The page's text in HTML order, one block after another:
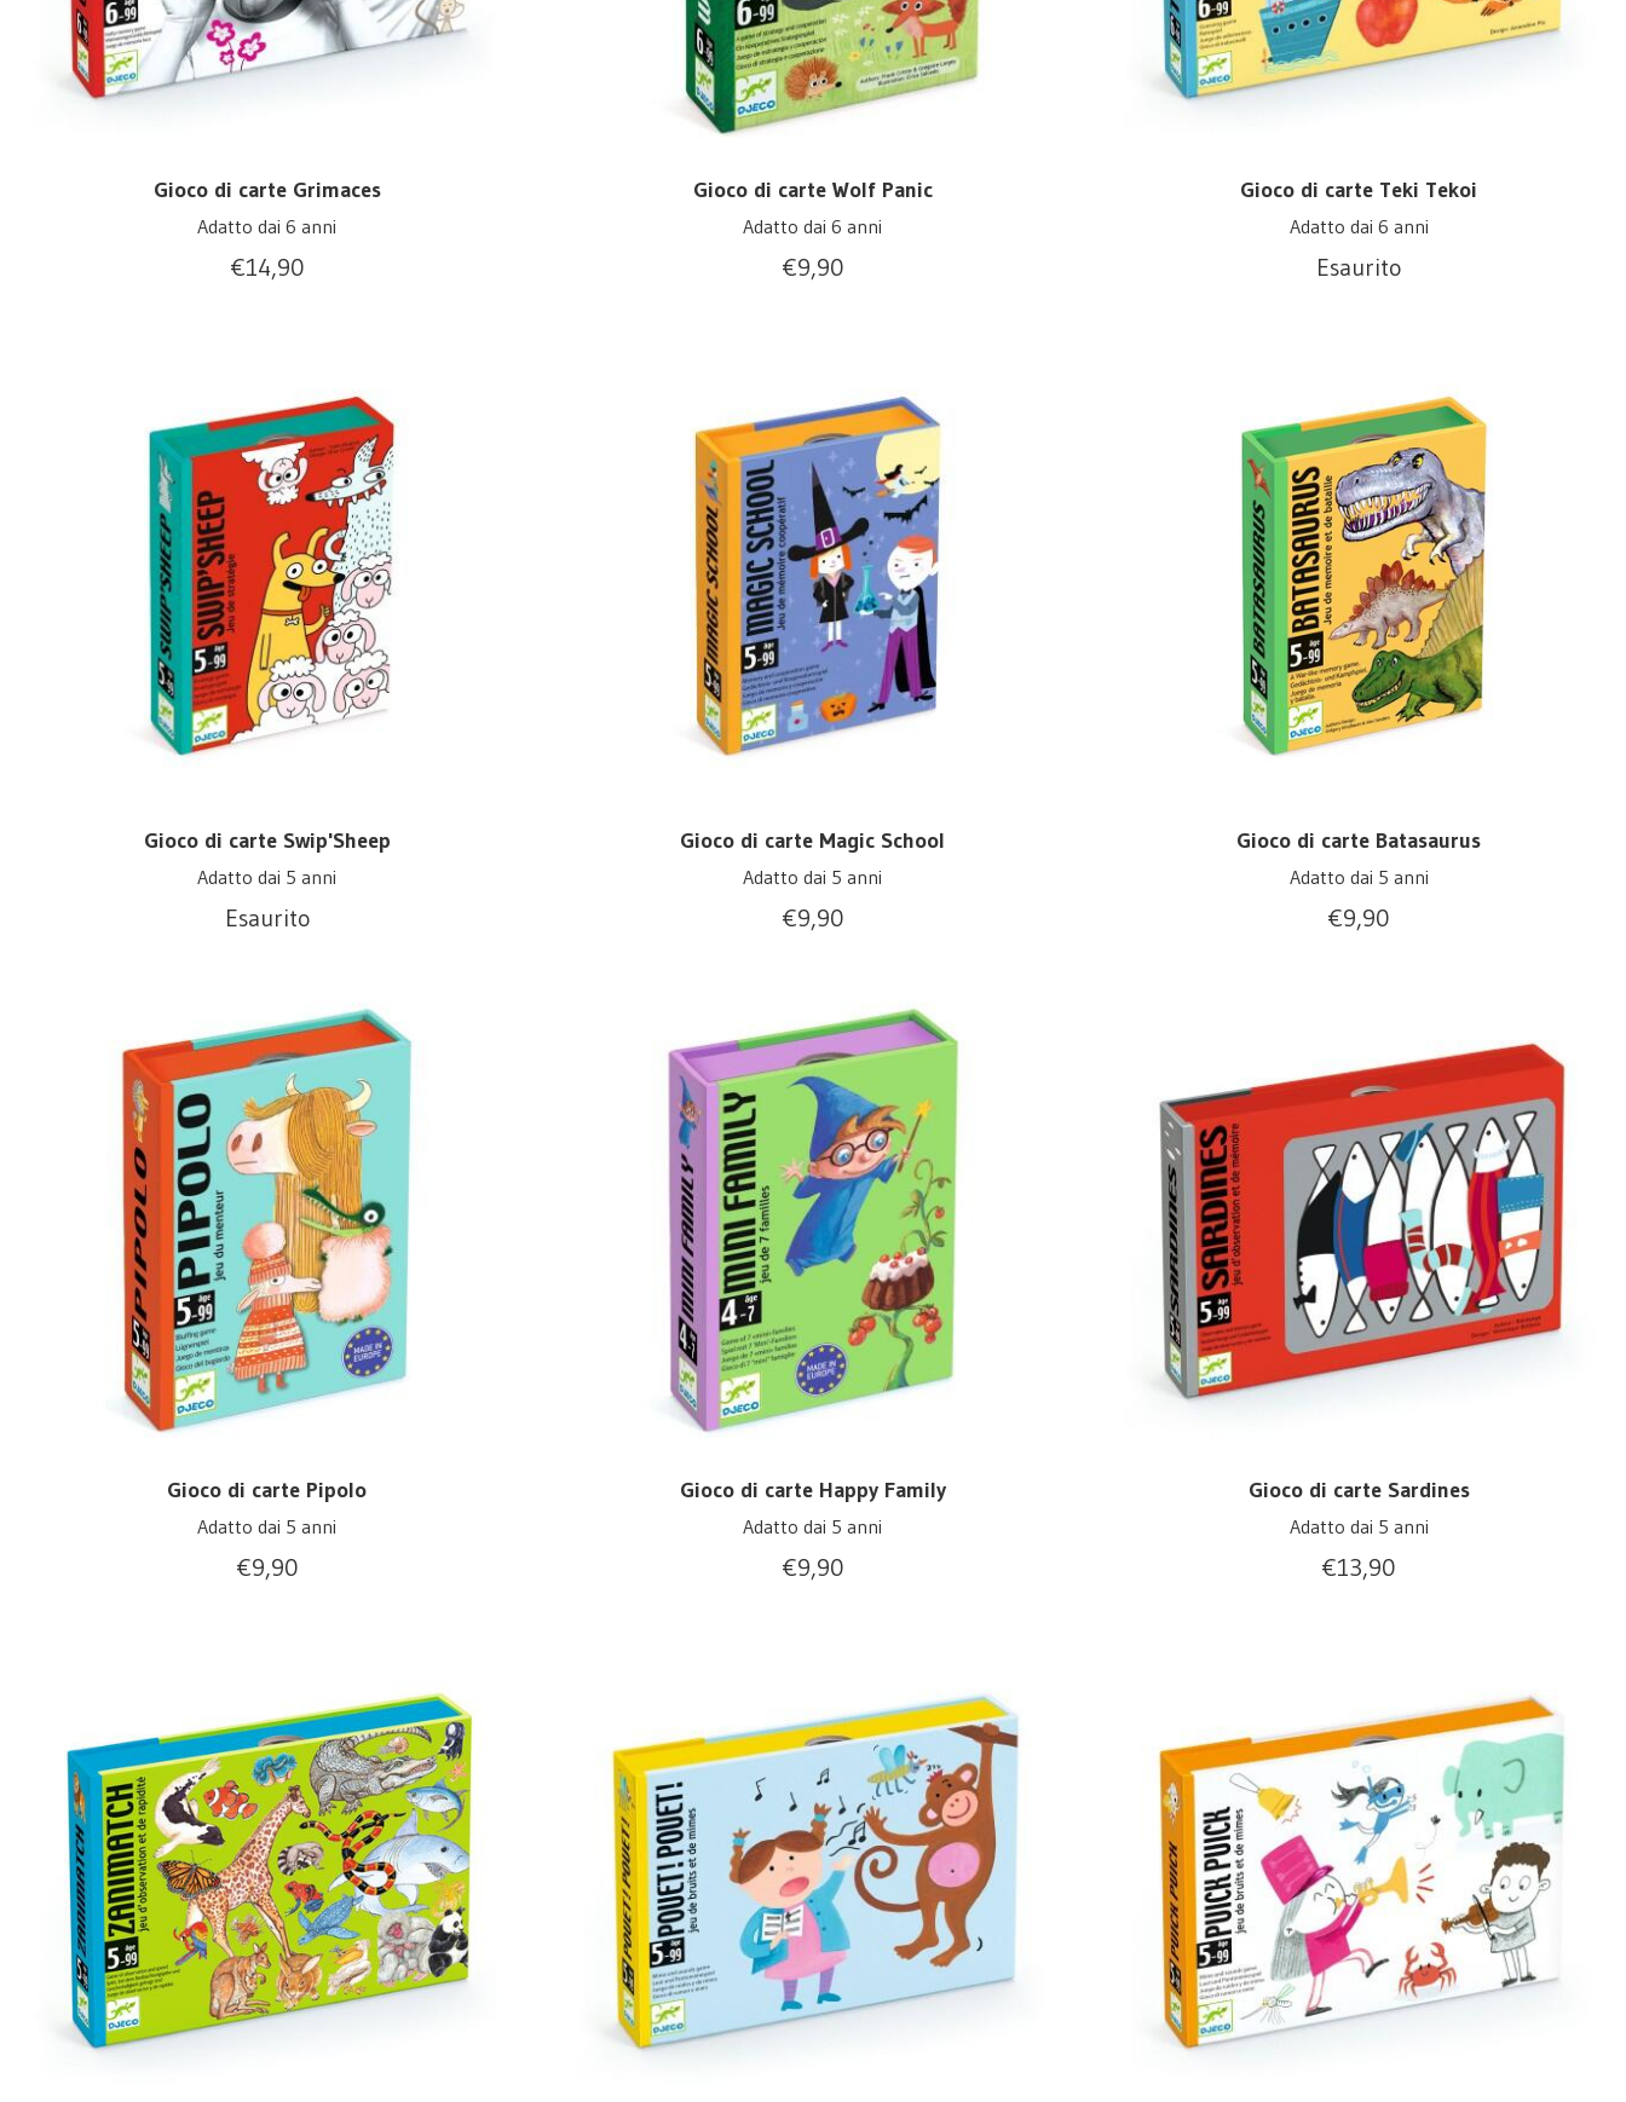
Gioco di carte Grimaces
Adatto dai 6 anni
€14,90
Gioco di carte Wolf Panic
Adatto dai 6 anni
€9,90
Gioco di carte Teki Tekoi
Adatto dai 6 anni
Esaurito
Gioco di carte Swip'Sheep
Adatto dai 5 anni
Esaurito
Gioco di carte Magic School
Adatto dai 5 anni
€9,90
Gioco di carte Batasaurus
Adatto dai 5 anni
€9,90
Gioco di carte Pipolo
Adatto dai 5 anni
€9,90
Gioco di carte Happy Family
Adatto dai 5 anni
€9,90
Gioco di carte Sardines
Adatto dai 5 anni
€13,90